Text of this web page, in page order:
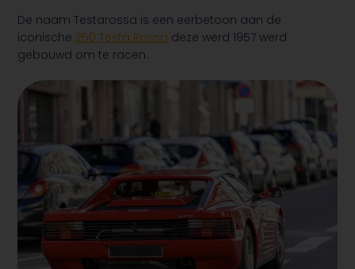
De naam Testarossa is een eerbetoon aan de
iconische 250 Testa Rossa deze werd 1957 werd
gebouwd om te racen.